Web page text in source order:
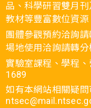
品、科學研習雙月
教材等豐富數位資源
團體參觀預約洽詢
場地使用洽詢請轉
實驗室課程、學程
1689
如有本網站相關疑問